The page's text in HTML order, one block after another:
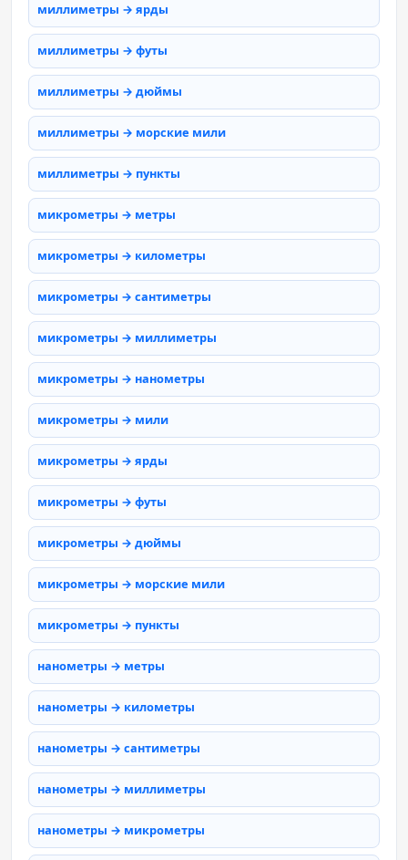
миллиметры → ярды
миллиметры → футы
миллиметры → дюймы
миллиметры → морские мили
миллиметры → пункты
микрометры → метры
микрометры → километры
микрометры → сантиметры
микрометры → миллиметры
микрометры → нанометры
микрометры → мили
микрометры → ярды
микрометры → футы
микрометры → дюймы
микрометры → морские мили
микрометры → пункты
нанометры → метры
нанометры → километры
нанометры → сантиметры
нанометры → миллиметры
нанометры → микрометры